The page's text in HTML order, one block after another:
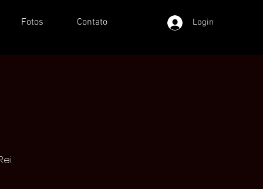
Fotos Contato Login